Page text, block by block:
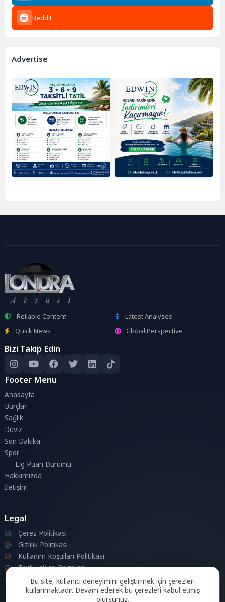
Reddit
Advertise
Reliable Content
Latest Analyses
Quick News
Global Perspective
Bizi Takip Edin
Footer Menu
Anasayfa
Burçlar
Sağlık
Döviz
Son Dakika
Spor
Lig Puan Durumu
Hakkımızda
İletişim
Legal
Çerez Politikası
Gizlilik Politikası
Kullanım Koşulları Politikası
Telif Hakları Politikası
İletişim
Bu site, kullanıcı deneyimini geliştirmek için çerezleri
kullanmaktadır. Devam ederek bu çerezleri kabul etmiş
olursunuz.